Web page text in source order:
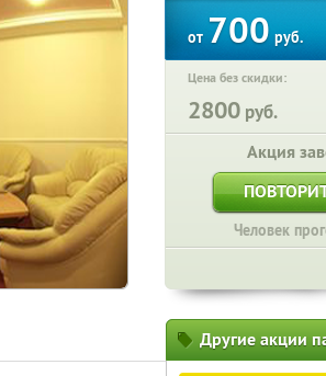
от700руб.
Цена без скидки:
2800 руб.
Акция
Человек
Другие акции